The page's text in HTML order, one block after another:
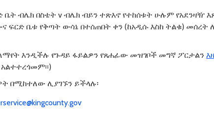
ቤት ብሌክ በስቴት v ብሌክ ብይን ተጽእኖ የተከሰቱት ሁሉም የአደንዛዥ
ፍርድ ቤቱ የቅጣት ውሳኔ በተሰጠበት ቀን (ከአዲሱ እስከ ትልቁ) መሰረት
ለማየት እንዲችሉ የጉዳይ ፋይልዎን የጸሐፊው መዝገቦች መግኛ ፖርታልን
በሚከተለው ሊያገኙን ይችላሉ፡